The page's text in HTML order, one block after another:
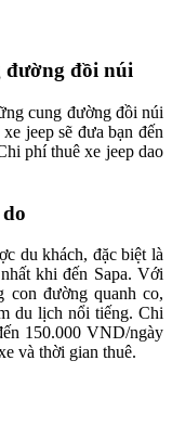
đường đồi núi
cung đường đồi núi
jeep sẽ đưa bạn đến
phí thuê xe jeep dao
du khách, đặc biệt là
khi đến Sapa. Với
con đường quanh co,
du lịch nổi tiếng. Chi
150.000 VND/ngày
và thời gian thuê.